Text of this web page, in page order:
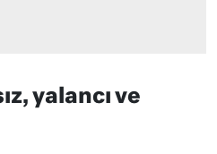
yalancı ve